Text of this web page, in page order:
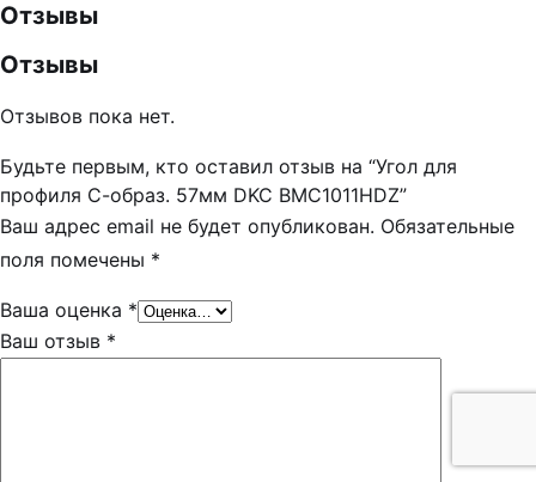
Отзывы
Отзывы
Отзывов пока нет.
Будьте первым, кто оставил отзыв на “Угол для
профиля С-образ. 57мм DKC BMC1011HDZ”
Ваш адрес email не будет опубликован. Обязательные
поля помечены *
Ваша оценка *
Ваш отзыв *